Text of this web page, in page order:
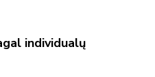
individualų